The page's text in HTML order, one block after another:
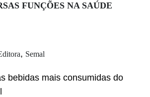
FUNÇÕES NA SAÚDE
, Semal
bebidas mais consumidas do